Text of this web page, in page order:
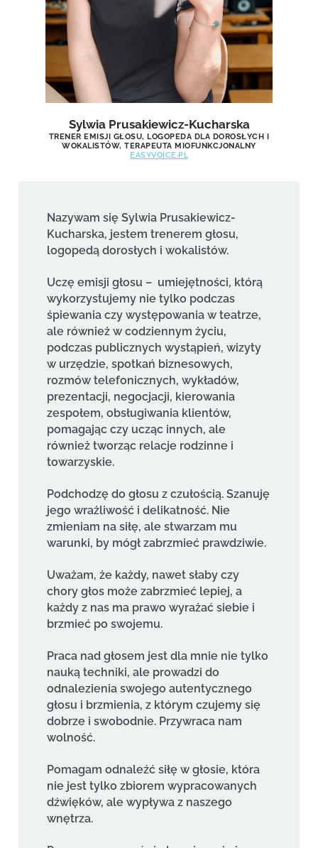
Sylwia Prusakiewicz-Kucharska
TRENER EMISJI GŁOSU, LOGOPEDA DLA DOROSŁYCH I
WOKALISTÓW, TERAPEUTA MIOFUNKCJONALNY
EASYVOICE.PL
Nazywam się Sylwia Prusakiewicz-
Kucharska, jestem trenerem głosu,
logopedą dorosłych i wokalistów.
Uczę emisji głosu – umiejętności, którą
wykorzystujemy nie tylko podczas
śpiewania czy występowania w teatrze,
ale również w codziennym życiu,
podczas publicznych wystąpień, wizyty
w urzędzie, spotkań biznesowych,
rozmów telefonicznych, wykładów,
prezentacji, negocjacji, kierowania
zespołem, obsługiwania klientów,
pomagając czy ucząc innych, ale
również tworząc relacje rodzinne i
towarzyskie.
Podchodzę do głosu z czułością. Szanuję
jego wrażliwość i delikatność. Nie
zmieniam na siłę, ale stwarzam mu
warunki, by mógł zabrzmieć prawdziwie.
Uważam, że każdy, nawet słaby czy
chory głos może zabrzmieć lepiej, a
każdy z nas ma prawo wyrażać siebie i
brzmieć po swojemu.
Praca nad głosem jest dla mnie nie tylko
nauką techniki, ale prowadzi do
odnalezienia swojego autentycznego
głosu i brzmienia, z którym czujemy się
dobrze i swobodnie. Przywraca nam
wolność.
Pomagam odnaleźć siłę w głosie, która
nie jest tylko zbiorem wypracowanych
dźwięków, ale wypływa z naszego
wnętrza.